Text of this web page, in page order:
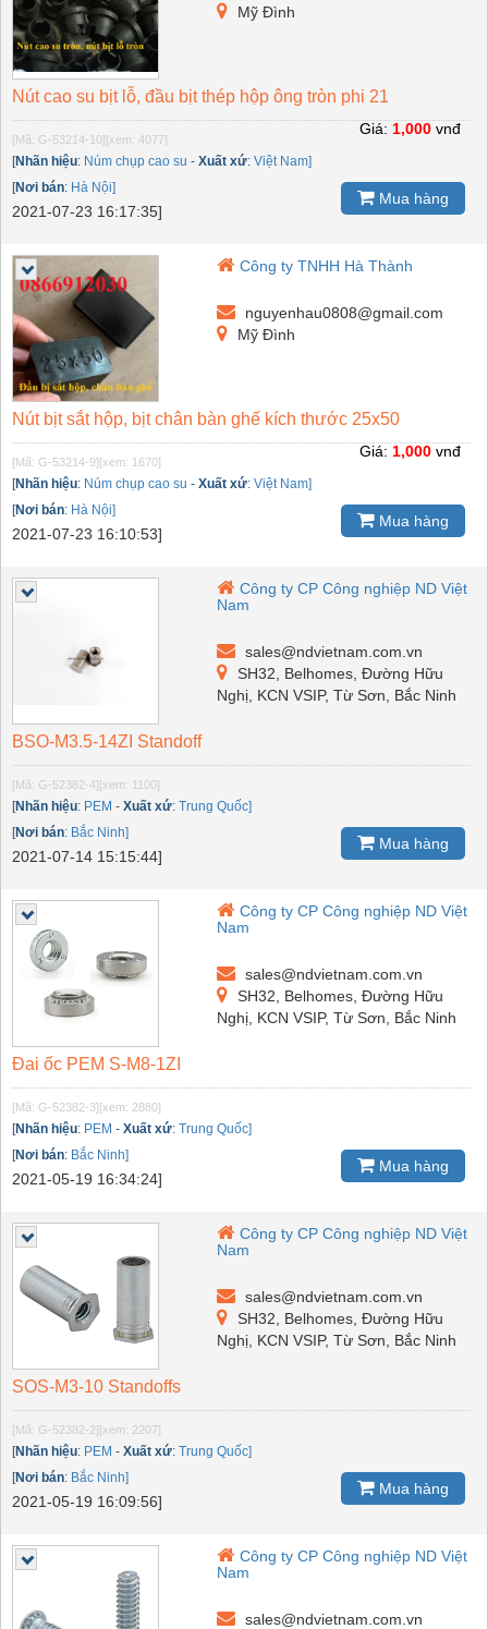
Mỹ Đình
Nút cao su bịt lỗ, đầu bịt thép hộp ông tròn phi 21
[Mã: G-53214-10][xem: 4077]
[Nhãn hiệu: Núm chụp cao su - Xuất xứ: Việt Nam]
[Nơi bán: Hà Nội]
2021-07-23 16:17:35]
Giá: 1,000 vnđ
Mua hàng
Công ty TNHH Hà Thành
nguyenhau0808@gmail.com
Mỹ Đình
Nút bịt sắt hộp, bịt chân bàn ghế kích thước 25x50
[Mã: G-53214-9][xem: 1670]
[Nhãn hiệu: Núm chụp cao su - Xuất xứ: Việt Nam]
[Nơi bán: Hà Nội]
2021-07-23 16:10:53]
Giá: 1,000 vnđ
Mua hàng
Công ty CP Công nghiệp ND Việt
Nam
sales@ndvietnam.com.vn
SH32, Belhomes, Đường Hữu
Nghị, KCN VSIP, Từ Sơn, Bắc Ninh
BSO-M3.5-14ZI Standoff
[Mã: G-52382-4][xem: 1100]
[Nhãn hiệu: PEM - Xuất xứ: Trung Quốc]
[Nơi bán: Bắc Ninh]
2021-07-14 15:15:44]
Mua hàng
Công ty CP Công nghiệp ND Việt
Nam
sales@ndvietnam.com.vn
SH32, Belhomes, Đường Hữu
Nghị, KCN VSIP, Từ Sơn, Bắc Ninh
Đai ốc PEM S-M8-1ZI
[Mã: G-52382-3][xem: 2880]
[Nhãn hiệu: PEM - Xuất xứ: Trung Quốc]
[Nơi bán: Bắc Ninh]
2021-05-19 16:34:24]
Mua hàng
Công ty CP Công nghiệp ND Việt
Nam
sales@ndvietnam.com.vn
SH32, Belhomes, Đường Hữu
Nghị, KCN VSIP, Từ Sơn, Bắc Ninh
SOS-M3-10 Standoffs
[Mã: G-52382-2][xem: 2207]
[Nhãn hiệu: PEM - Xuất xứ: Trung Quốc]
[Nơi bán: Bắc Ninh]
2021-05-19 16:09:56]
Mua hàng
Công ty CP Công nghiệp ND Việt
Nam
sales@ndvietnam.com.vn